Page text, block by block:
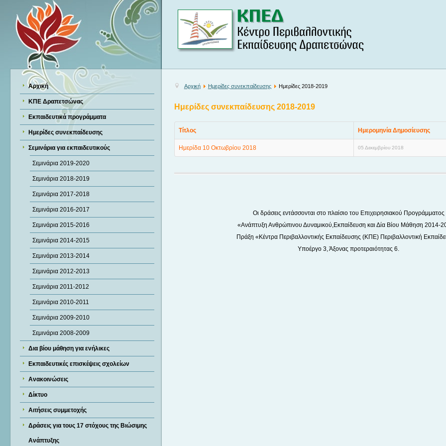
Αρχική
ΚΠΕ Δραπετσώνας
Εκπαιδευτικά προγράμματα
Ημερίδες συνεκπαίδευσης
Σεμινάρια για εκπαιδευτικούς
Σεμινάρια 2019-2020
Σεμινάρια 2018-2019
Σεμινάρια 2017-2018
Σεμινάρια 2016-2017
Σεμινάρια 2015-2016
Σεμινάρια 2014-2015
Σεμινάρια 2013-2014
Σεμινάρια 2012-2013
Σεμινάρια 2011-2012
Σεμινάρια 2010-2011
Σεμινάρια 2009-2010
Σεμινάρια 2008-2009
Δια βίου μάθηση για ενήλικες
Εκπαιδευτικές επισκέψεις σχολείων
Ανακοινώσεις
Δίκτυο
Αιτήσεις συμμετοχής
Δράσεις για τους 17 στόχους της Βιώσιμης
Ανάπτυξης
Αρχική Ημερίδες συνεκπαίδευσης Ημερίδες 2018-2019
Ημερίδες συνεκπαίδευσης 2018-2019
Τίτλος Ημερομηνία Δημοσίευσης
Ημερίδα 10 Οκτωβρίου 2018 05 Δεκεμβρίου 2018
Οι δράσεις εντάσσονται στο πλαίσιο του Επιχειρησιακού Προγράμματος
«Ανάπτυξη Ανθρώπινου Δυναμικού,Εκπαίδευση και Δία Βίου Μάθηση 2014-
Πράξη «Κέντρα Περιβαλλοντικής Εκπαίδευσης (ΚΠΕ) Περιβαλλοντική
Υποέργο 3, Άξονας προτεραιότητας 6.